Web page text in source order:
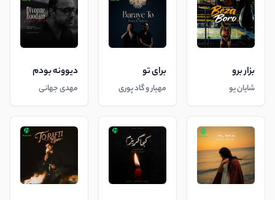
بزار برو
شایان یو
برای تو
مهیار و گاد پوری
دیوونه بودم
مهدی جهانی